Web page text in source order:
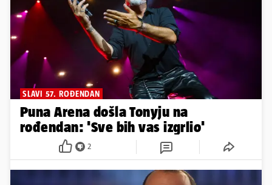
SLAVI 57. ROĐENDAN
Puna Arena došla Tonyju na
rođendan: 'Sve bih vas izgrlio'
2